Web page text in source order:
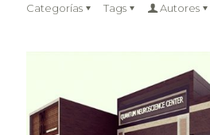
Categorías Tags Autores